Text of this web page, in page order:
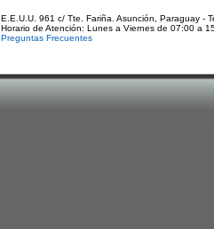
E.E.U.U. 961 c/ Tte. Fariña. Asunción, Paraguay -
Horario de Atención: Lunes a Viernes de 07:00 a
Preguntas Frecuentes